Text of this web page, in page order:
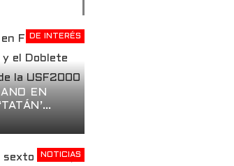
DE INTERÉS
EN
DE
NOTICIAS